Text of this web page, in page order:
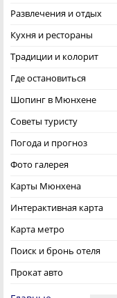
Развлечения и отдых
Кухня и рестораны
Традиции и колорит
Где остановиться
Шопинг в Мюнхене
Советы туристу
Погода и прогноз
Фото галерея
Карты Мюнхена
Интерактивная карта
Карта метро
Поиск и бронь отеля
Прокат авто